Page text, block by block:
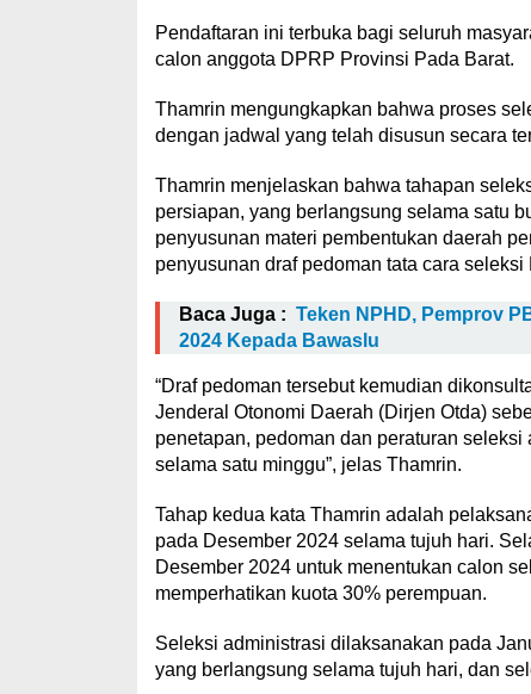
Pendaftaran ini terbuka bagi seluruh
calon anggota DPRP Provinsi Pada Barat.
Thamrin mengungkapkan bahwa proses
dengan jadwal yang telah disusun secara
Thamrin menjelaskan bahwa tahapan
persiapan, yang berlangsung selama satu
penyusunan materi pembentukan daerah
penyusunan draf pedoman tata cara seleksi
Baca Juga : Teken NPHD, Pemprov
2024 Kepada Bawaslu
“Draf pedoman tersebut kemudian
Jenderal Otonomi Daerah (Dirjen Otda)
penetapan, pedoman dan peraturan
selama satu minggu”, jelas Thamrin.
Tahap kedua kata Thamrin adalah
pada Desember 2024 selama tujuh hari.
Desember 2024 untuk menentukan calon
memperhatikan kuota 30% perempuan.
Seleksi administrasi dilaksanakan pada
yang berlangsung selama tujuh hari, dan